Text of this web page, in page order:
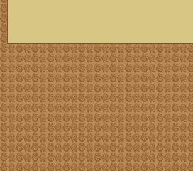
скачать mp3 бесплатно мп3,Россия,патриот,сохранение традиций,великая